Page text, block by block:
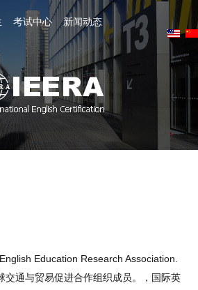
4158
索
考试中心 新闻动态
Education Research Association.
交通与贸易促进合作组织成员。，国际英